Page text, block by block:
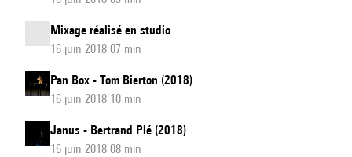
Mixage réalisé en studio
16 juin 2018 07 min
Pan Box - Tom Bierton (2018)
16 juin 2018 10 min
Janus - Bertrand Plé (2018)
16 juin 2018 08 min